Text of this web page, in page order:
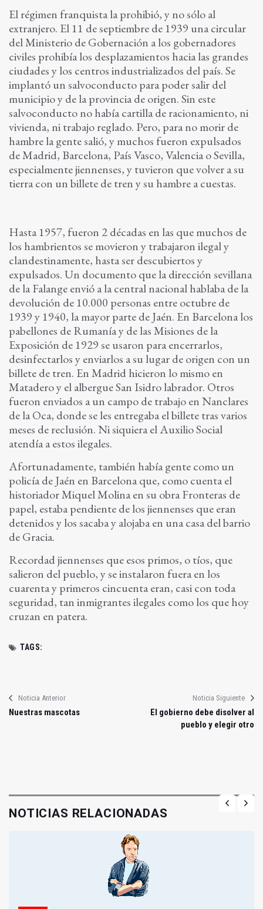
El régimen franquista la prohibió, y no sólo al
extranjero. El 11 de septiembre de 1939 una circular
del Ministerio de Gobernación a los gobernadores
civiles prohibía los desplazamientos hacia las grandes
ciudades y los centros industrializados del país. Se
implantó un salvoconducto para poder salir del
municipio y de la provincia de origen. Sin este
salvoconducto no había cartilla de racionamiento, ni
vivienda, ni trabajo reglado. Pero, para no morir de
hambre la gente salió, y muchos fueron expulsados
de Madrid, Barcelona, País Vasco, Valencia o Sevilla,
especialmente jiennenses, y tuvieron que volver a su
tierra con un billete de tren y su hambre a cuestas.
Hasta 1957, fueron 2 décadas en las que muchos de
los hambrientos se movieron y trabajaron ilegal y
clandestinamente, hasta ser descubiertos y
expulsados. Un documento que la dirección sevillana
de la Falange envió a la central nacional hablaba de la
devolución de 10.000 personas entre octubre de
1939 y 1940, la mayor parte de Jaén. En Barcelona los
pabellones de Rumanía y de las Misiones de la
Exposición de 1929 se usaron para encerrarlos,
desinfectarlos y enviarlos a su lugar de origen con un
billete de tren. En Madrid hicieron lo mismo en
Matadero y el albergue San Isidro labrador. Otros
fueron enviados a un campo de trabajo en Nanclares
de la Oca, donde se les entregaba el billete tras varios
meses de reclusión. Ni siquiera el Auxilio Social
atendía a estos ilegales.
Afortunadamente, también había gente como un
policía de Jaén en Barcelona que, como cuenta el
historiador Miquel Molina en su obra Fronteras de
papel, estaba pendiente de los jiennenses que eran
detenidos y los sacaba y alojaba en una casa del barrio
de Gracia.
Recordad jiennenses que esos primos, o tíos, que
salieron del pueblo, y se instalaron fuera en los
cuarenta y primeros cincuenta eran, casi con toda
seguridad, tan inmigrantes ilegales como los que hoy
cruzan en patera.
TAGS:
Noticia Anterior
Nuestras mascotas
Noticia Siguiente
El gobierno debe disolver al
pueblo y elegir otro
NOTICIAS RELACIONADAS